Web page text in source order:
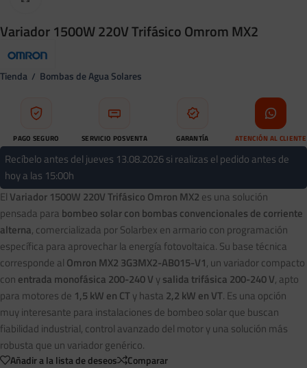
Variador 1500W 220V Trifásico Omrom MX2
Tienda / Bombas de Agua Solares
PAGO SEGURO SERVICIO POSVENTA GARANTÍA ATENCIÓN AL CLIENTE
Recíbelo antes del jueves 13.08.2026 si realizas el pedido antes de
hoy a las 15:00h
El Variador 1500W 220V Trifásico Omron MX2 es una solución
pensada para bombeo solar con bombas convencionales de corriente
alterna, comercializada por Solarbex en armario con programación
específica para aprovechar la energía fotovoltaica. Su base técnica
corresponde al Omron MX2 3G3MX2-AB015-V1, un variador compacto
con entrada monofásica 200-240 V ysalida trifásica 200-240 V, apto
para motores de 1,5 kW en CTy hasta 2,2 kW en VT. Es una opción
muy interesante para instalaciones de bombeo solar que buscan
fiabilidad industrial, control avanzado del motor y una solución más
robusta que un variador genérico.
Añadir a la lista de deseos Comparar